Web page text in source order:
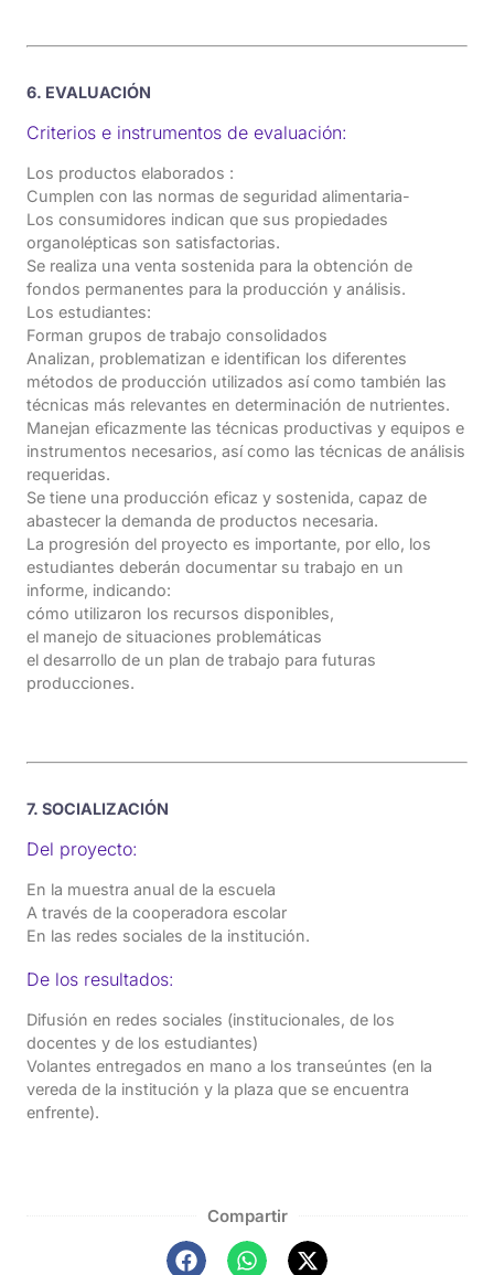
6. EVALUACIÓN
Criterios e instrumentos de evaluación:
Los productos elaborados :
Cumplen con las normas de seguridad alimentaria-
Los consumidores indican que sus propiedades
organolépticas son satisfactorias.
Se realiza una venta sostenida para la obtención de
fondos permanentes para la producción y análisis.
Los estudiantes:
Forman grupos de trabajo consolidados
Analizan, problematizan e identifican los diferentes
métodos de producción utilizados así como también las
técnicas más relevantes en determinación de nutrientes.
Manejan eficazmente las técnicas productivas y equipos e
instrumentos necesarios, así como las técnicas de análisis
requeridas.
Se tiene una producción eficaz y sostenida, capaz de
abastecer la demanda de productos necesaria.
La progresión del proyecto es importante, por ello, los
estudiantes deberán documentar su trabajo en un
informe, indicando:
cómo utilizaron los recursos disponibles,
el manejo de situaciones problemáticas
el desarrollo de un plan de trabajo para futuras
producciones.
7. SOCIALIZACIÓN
Del proyecto:
En la muestra anual de la escuela
A través de la cooperadora escolar
En las redes sociales de la institución.
De los resultados:
Difusión en redes sociales (institucionales, de los
docentes y de los estudiantes)
Volantes entregados en mano a los transeúntes (en la
vereda de la institución y la plaza que se encuentra
enfrente).
Compartir